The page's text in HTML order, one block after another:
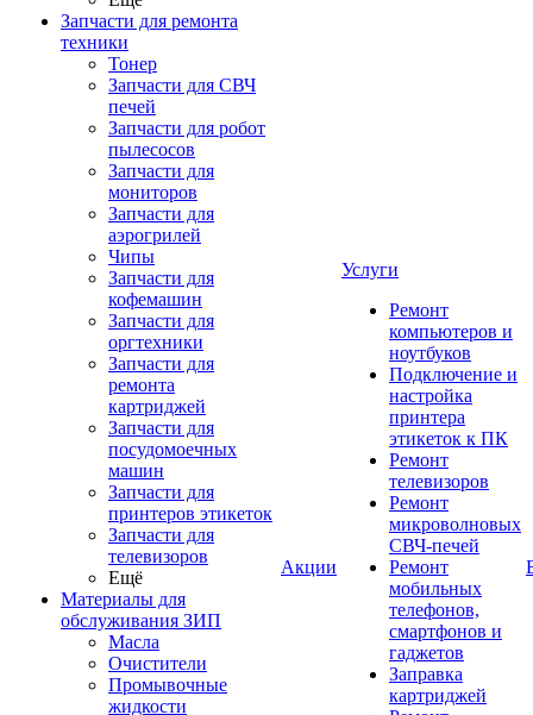
Запчасти для ремонта
техники
Тонер
Запчасти для СВЧ
печей
Запчасти для робот
пылесосов
Запчасти для
мониторов
Запчасти для
аэрогрилей
Чипы
Запчасти для
кофемашин
Запчасти для
оргтехники
Запчасти для
ремонта
картриджей
Запчасти для
посудомоечных
машин
Запчасти для
принтеров этикеток
Запчасти для
телевизоров
Ещё
Материалы для
обслуживания ЗИП
Масла
Очистители
Промывочные
жидкости
Акции
Услуги
Ремонт
компьютеров и
ноутбуков
Подключение и
настройка
принтера
этикеток к ПК
Ремонт
телевизоров
Ремонт
микроволновых
СВЧ-печей
Ремонт
мобильных
телефонов,
смартфонов и
гаджетов
Заправка
картриджей